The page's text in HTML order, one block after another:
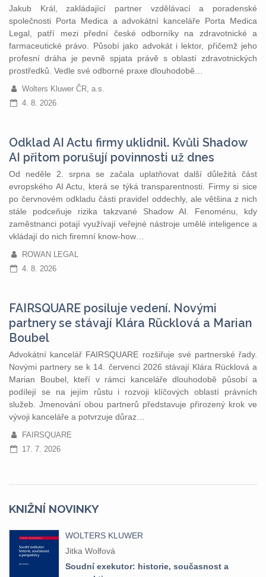
Jakub Král, zakládající partner vzdělávací a poradenské
společnosti Porta Medica a advokátní kanceláře Porta Medica
Legal, patří mezi přední české odborníky na zdravotnické a
farmaceutické právo. Působí jako advokát i lektor, přičemž jeho
profesní dráha je pevně spjata právě s oblastí zdravotnických
prostředků. Vedle své odborné praxe dlouhodobě…
Wolters Kluwer ČR, a.s.
4. 8. 2026
Odklad AI Actu firmy uklidnil. Kvůli Shadow
AI přitom porušují povinnosti už dnes
Od neděle 2. srpna se začala uplatňovat další důležitá část
evropského AI Actu, která se týká transparentnosti. Firmy si sice
po červnovém odkladu části pravidel oddechly, ale většina z nich
stále podceňuje rizika takzvané Shadow AI. Fenoménu, kdy
zaměstnanci potají využívají veřejné nástroje umělé inteligence a
vkládají do nich firemní know-how…
ROWAN LEGAL
4. 8. 2026
FAIRSQUARE posiluje vedení. Novými
partnery se stávají Klára Rücklová a Marian
Boubel
Advokátní kancelář FAIRSQUARE rozšiřuje své partnerské řady.
Novými partnery se k 14. červenci 2026 stávají Klára Rücklová a
Marian Boubel, kteří v rámci kanceláře dlouhodobě působí a
podílejí se na jejím růstu i rozvoji klíčových oblastí právních
služeb. Jmenování obou partnerů představuje přirozený krok ve
vývoji kanceláře a potvrzuje důraz…
FAIRSQUARE
17. 7. 2026
KNIŽNÍ NOVINKY
WOLTERS KLUWER
Jitka Wolfová
Soudní exekutor: historie, současnost a